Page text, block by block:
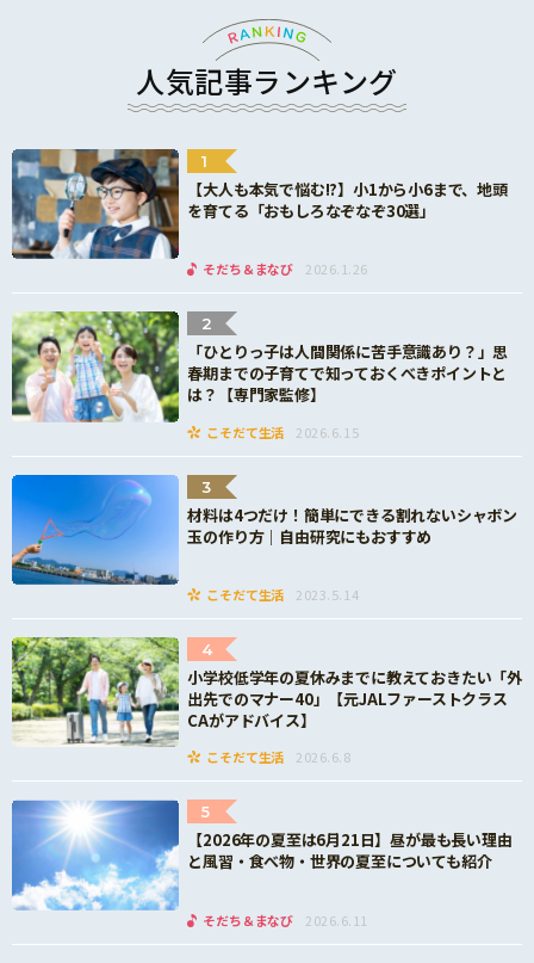
人気記事ランキング
1
【大人も本気で悩む!?】小1から小6まで、地頭
を育てる「おもしろなぞなぞ30選」
そだち＆まなび 2026.1.26
2
「ひとりっ子は人間関係に苦手意識あり？」思
春期までの子育てで知っておくべきポイントと
は？【専門家監修】
こそだて生活 2026.6.15
3
材料は4つだけ！簡単にできる割れないシャボン
玉の作り方｜自由研究にもおすすめ
こそだて生活 2023.5.14
4
小学校低学年の夏休みまでに教えておきたい「外
出先でのマナー40」【元JALファーストクラス
CAがアドバイス】
こそだて生活 2026.6.8
5
【2026年の夏至は6月21日】昼が最も長い理由
と風習・食べ物・世界の夏至についても紹介
そだち＆まなび 2026.6.11